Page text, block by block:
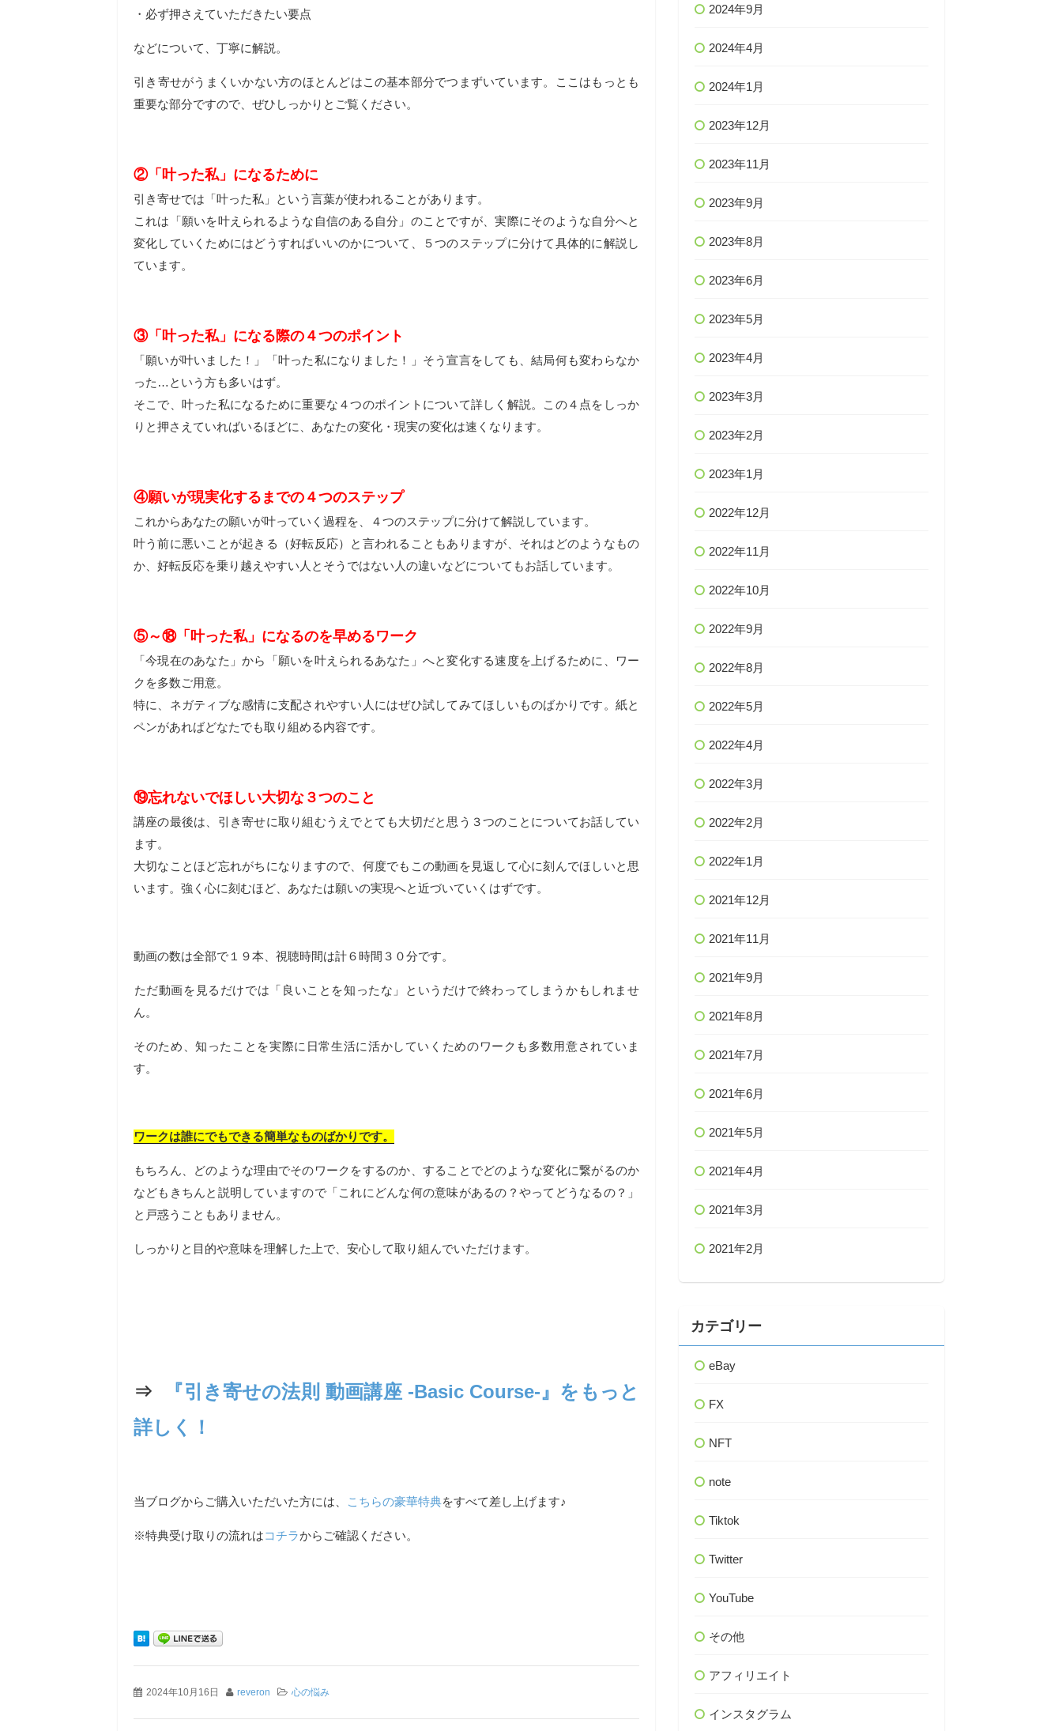
・必ず押さえていただきたい要点
などについて、丁寧に解説。
​引き寄せがうまくいかない方のほとんどはこの基本部分でつまずいています。ここはもっとも
重要な部分ですので、ぜひしっかりとご覧ください。
②「叶った私」になるために
引き寄せでは「叶った私」という言葉が使われることがあります。
これは「願いを叶えられるような自信のある自分」のことですが、実際にそのような自分へと
変化していくためにはどうすればいいのかについて、５つのステップに分けて具体的に解説し
ています。
③「叶った私」になる際の４つのポイント
「願いが叶いました！」「叶った私になりました！」そう宣言をしても、結局何も変わらなか
った…という方も多いはず。
そこで、叶った私になるために重要な４つのポイントについて詳しく解説。この４点をしっか
りと押さえていればいるほどに、あなたの変化・現実の変化は速くなります。
④願いが現実化するまでの４つのステップ
これからあなたの願いが叶っていく過程を、４つのステップに分けて解説しています。
叶う前に悪いことが起きる（好転反応）と言われることもありますが、それはどのようなもの
か、好転反応を乗り越えやすい人とそうではない人の違いなどについてもお話しています。
⑤～⑱「叶った私」になるのを早めるワーク
「今現在のあなた」から「願いを叶えられるあなた」へと変化する速度を上げるために、ワー
クを多数ご用意。
特に、ネガティブな感情に支配されやすい人にはぜひ試してみてほしいものばかりです。紙と
ペンがあればどなたでも取り組める内容です。
⑲忘れないでほしい大切な３つのこと
講座の最後は、引き寄せに取り組むうえでとても大切だと思う３つのことについてお話してい
ます。​
大切なことほど忘れがちになりますので、何度でもこの動画を見返して心に刻んでほしいと思
います。強く心に刻むほど、あなたは願いの実現へと近づいていくはずです。
動画の数は全部で１９本、視聴時間は計６時間３０分です。
​ただ動画を見るだけでは「良いことを知ったな」というだけで終わってしまうかもしれませ
ん。
そのため、知ったことを実際に日常生活に活かしていくためのワークも多数用意されていま
す。
ワークは誰にでもできる簡単なものばかりです。
もちろん、どのような理由でそのワークをするのか、することでどのような変化に繋がるのか
などもきちんと説明していますので「これにどんな何の意味があるの？やってどうなるの？」
と戸惑うこともありません。
しっかりと目的や意味を理解した上で、安心して取り組んでいただけます。
⇒
『引き寄せの法則 動画講座 -Basic Course-』をもっと
詳しく！
当ブログからご購入いただいた方には、 こちらの豪華特典をすべて差し上げます♪
※特典受け取りの流れはコチラからご確認ください。
2024年10月16日 reveron 心の悩み
2024年9月
2024年4月
2024年1月
2023年12月
2023年11月
2023年9月
2023年8月
2023年6月
2023年5月
2023年4月
2023年3月
2023年2月
2023年1月
2022年12月
2022年11月
2022年10月
2022年9月
2022年8月
2022年5月
2022年4月
2022年3月
2022年2月
2022年1月
2021年12月
2021年11月
2021年9月
2021年8月
2021年7月
2021年6月
2021年5月
2021年4月
2021年3月
2021年2月
カテゴリー
eBay
FX
NFT
note
Tiktok
Twitter
YouTube
その他
アフィリエイト
インスタグラム